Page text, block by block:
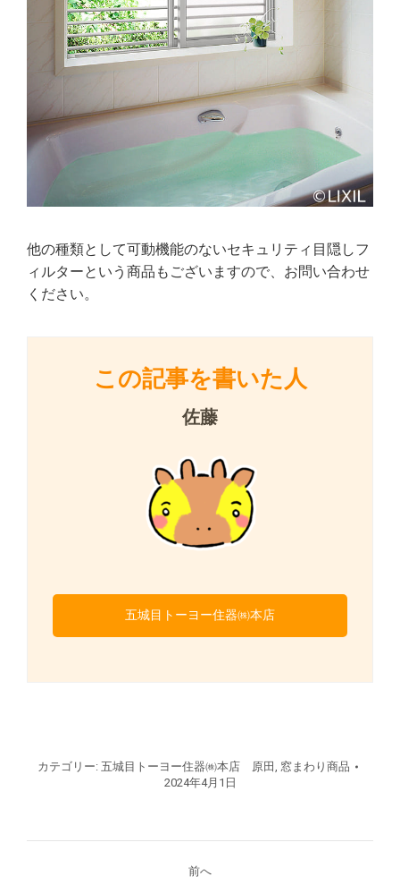
他の種類として可動機能のないセキュリティ目隠しフ
ィルターという商品もございますので、お問い合わせ
ください。
この記事を書いた人
佐藤
五城目トーヨー住器㈱本店
カテゴリー: 五城目トーヨー住器㈱本店 原田 窓まわり商品
2024年4月1日
前へ